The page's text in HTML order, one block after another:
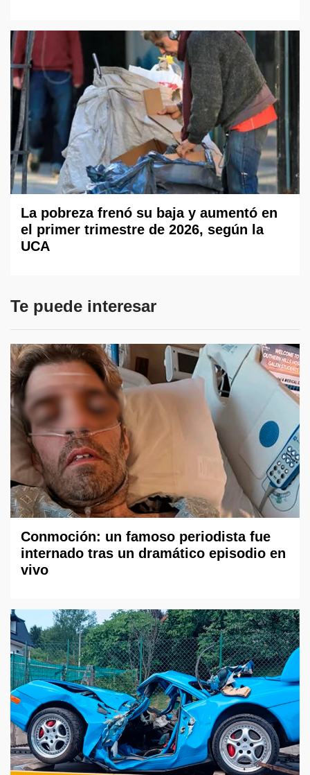
La pobreza frenó su baja y aumentó en
el primer trimestre de 2026, según la
UCA
Te puede interesar
Conmoción: un famoso periodista fue
internado tras un dramático episodio en
vivo